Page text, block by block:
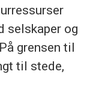
selskaper og
grensen til
til stede,